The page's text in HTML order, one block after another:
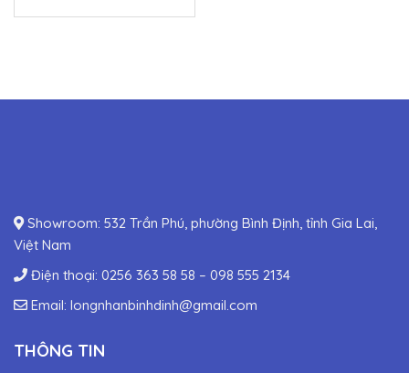
Showroom: 532 Trần Phú, phường Bình Định, tỉnh Gia Lai,
Việt Nam
Điện thoại: 0256 363 58 58 – 098 555 2134
Email: longnhanbinhdinh@gmail.com
THÔNG TIN